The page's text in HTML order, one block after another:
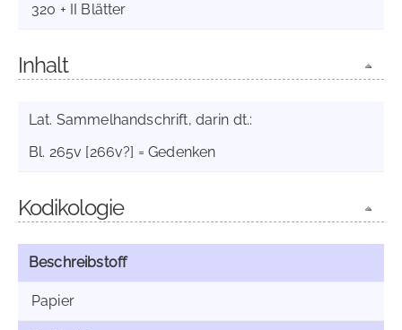
320 + II Blätter
Inhalt
Lat. Sammelhandschrift, darin dt.:
Bl. 265v [266v?] = Gedenken
Kodikologie
Beschreibstoff
Papier